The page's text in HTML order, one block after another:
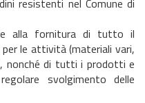
resistenti nel Comune di
alla fornitura di tutto il
le attività (materiali vari,
nonché di tutti i prodotti e
svolgimento delle